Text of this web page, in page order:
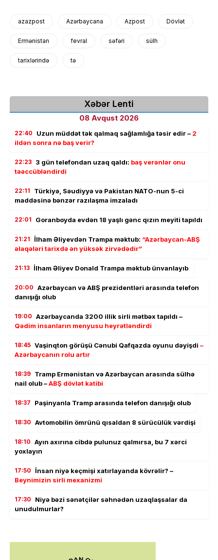
azazpost Azərbaycana Azpost Dövlət
Ermənistan fevral səfəri sülh
tarixlərində tə
Xəbər Lenti
08 Avqust 2026
22:40 Uzun müddət tək qalmaq sağlamlığa təsir edir – 2
ildən sonra nə baş verir?
22:23 3 gün telefondan uzaq qaldı: baş verənlər onu
təəccübləndirdi
22:11
Türkiyə, Səudiyyə və Pakistan NATO-nun 5-ci
maddəsinə bənzər razılaşma imzaladı
22:01 Goranboyda evdən 18 yaşlı gənc qızın meyiti tapıldı
21:21 İlham Əliyevdən Trampa məktub: “Azərbaycan-ABŞ
əlaqələri tarixdə ən yüksək zirvədədir”
21:13 İlham Əliyev Donald Trampa məktub ünvanlayıb
20:00 Azərbaycan və ABŞ prezidentləri arasında telefon
danışığı olub
19:00 Azərbaycanda 3200 illik sirli mətbəx tapıldı –
Qədim insanların menyusu heyrətləndirdi
18:45 Vaşinqton görüşü Cənubi Qafqazda oyunu dəyişdi –
Azərbaycanın rolu artır
18:39 Tramp Ermənistan və Azərbaycan arasında sülhə
nail olub –ABŞ dövlət katibi
18:37 Paşinyanla Tramp arasında telefon danışığı olub
18:30 Avtomobilin ömrünü qısaldan 8 sürücülük vərdişi
18:10 Ayın axırına cibdə pulunuz qalmırsa, bu 7 xərci
yoxlayın
17:50 İnsan niyə keçmişi xatırlayanda kövrəlir? –
Beynimizin sirli mexanizmi
17:30
Niyə bəzi sənətçilər səhnədən uzaqlaşsalar da
unudulmurlar?